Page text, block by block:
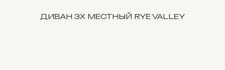
ДИВАН 3Х МЕСТНЫЙ RYE VALLEY